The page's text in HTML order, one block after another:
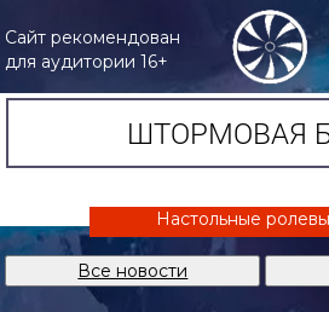
Сайт рекомендован
для аудитории 16+
ШТОРМОВАЯ
Настольные
Все новости